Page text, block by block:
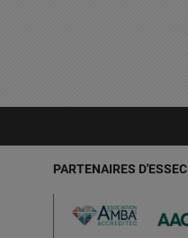
PARTENAIRES D'ESSEC